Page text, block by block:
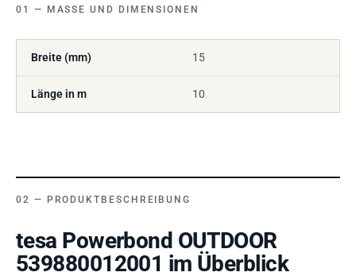
MASSE UND DIMENSIONEN
Breite (mm) 15
Länge in m 10
PRODUKTBESCHREIBUNG
tesa Powerbond OUTDOOR
539880012001 im Überblick